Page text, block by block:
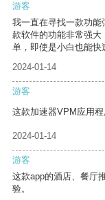
游客
我一直在寻找一款功
款软件的功能非常强
单，即使是小白也能快
2024-01-14
游客
这款加速器VPM应用
2024-01-14
游客
这款app的酒店、餐厅
验。